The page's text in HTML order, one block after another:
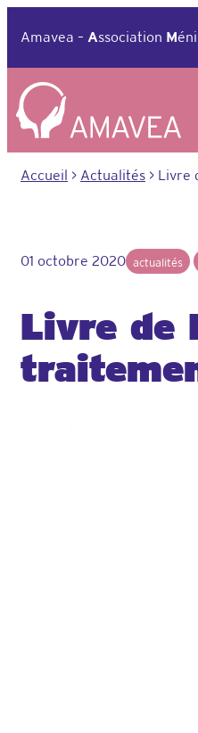
Amavea – Association M
Accueil > Actualités > Livre
01 octobre 2020 actualités
Livre de